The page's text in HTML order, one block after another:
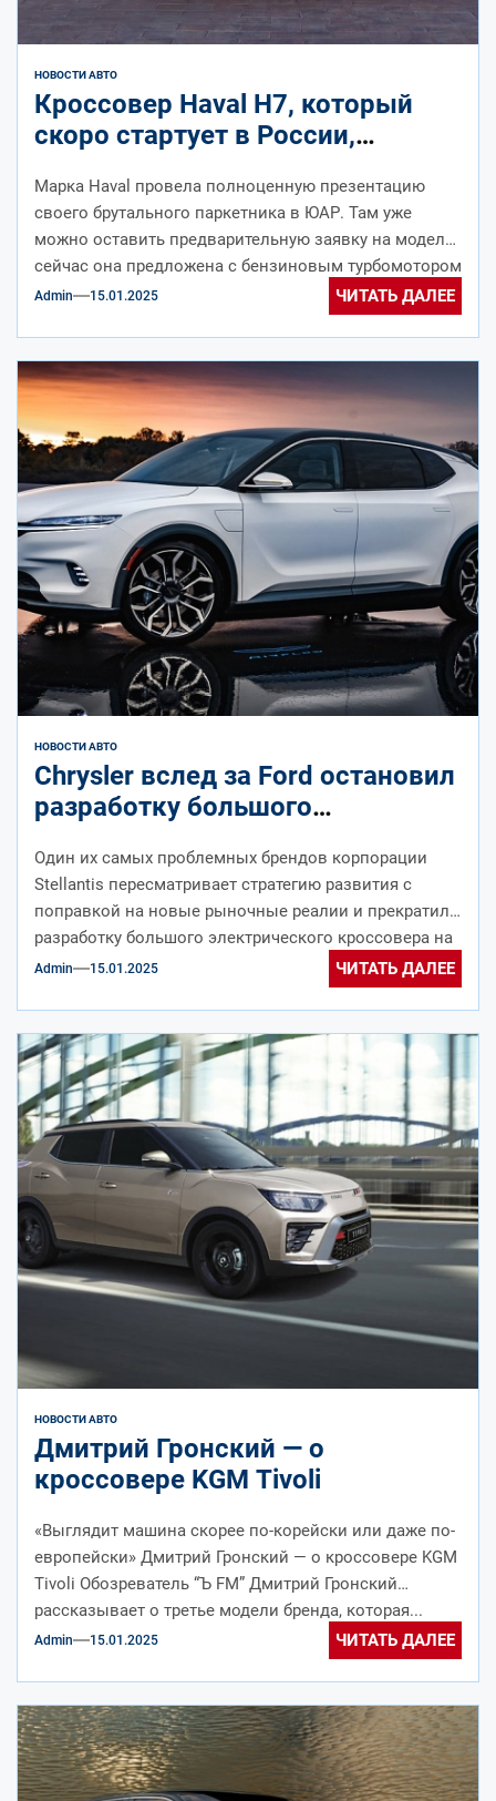
НОВОСТИ АВТО
Кроссовер Haval H7, который
скоро стартует в России,
Марка Haval провела полноценную презентацию
своего брутального паркетника в ЮАР. Там уже
можно оставить предварительную заявку на модель:
сейчас она предложена с бензиновым турбомотором
2.0...
Admin 15.01.2025 ЧИТАТЬ ДАЛЕЕ
НОВОСТИ АВТО
Chrysler вслед за Ford остановил
разработку большого
Один их самых проблемных брендов корпорации
Stellantis пересматривает стратегию развития с
поправкой на новые рыночные реалии и прекратил
разработку большого электрического кроссовера на
платформе STLA...
Admin 15.01.2025 ЧИТАТЬ ДАЛЕЕ
НОВОСТИ АВТО
Дмитрий Гронский — о
кроссовере KGM Tivoli
«Выглядит машина скорее по-корейски или даже по-
европейски» Дмитрий Гронский — о кроссовере KGM
Tivoli Обозреватель “Ъ FM” Дмитрий Гронский
рассказывает о третье модели бренда, которая...
Admin 15.01.2025 ЧИТАТЬ ДАЛЕЕ